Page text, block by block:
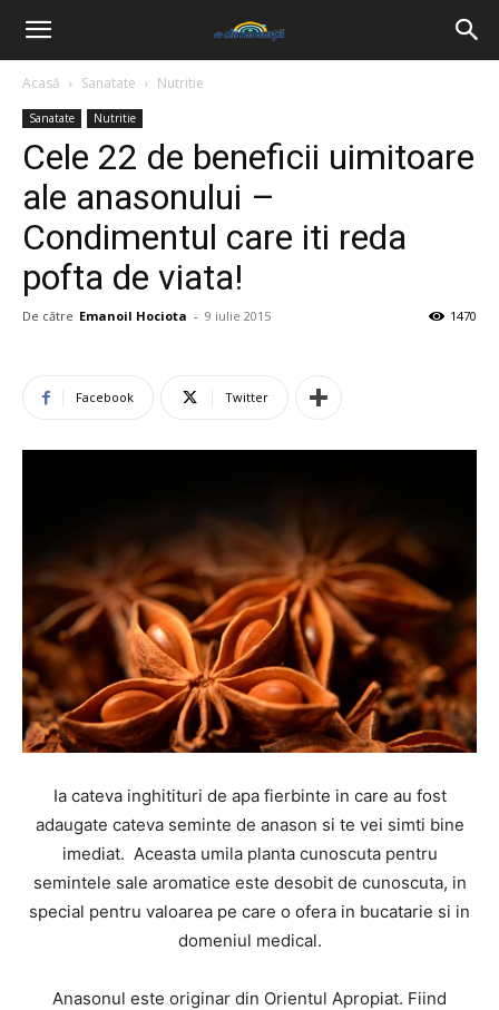
Acasă Sanatate Nutritie
Sanatate Nutritie
Cele 22 de beneficii uimitoare
ale anasonului –
Condimentul care iti reda
pofta de viata!
De către Emanoil Hociota - 9 iulie 2015 1470
Facebook Twitter
Ia cateva inghitituri de apa fierbinte in care au fost
adaugate cateva seminte de anason si te vei simti bine
imediat. Aceasta umila planta cunoscuta pentru
semintele sale aromatice este desobit de cunoscuta, in
special pentru valoarea pe care o ofera in bucatarie si in
domeniul medical.
Anasonul este originar din Orientul Apropiat. Fiind